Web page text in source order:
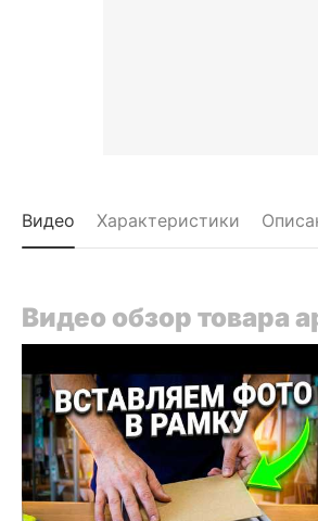
Видео Характеристики
Видео обзор товара